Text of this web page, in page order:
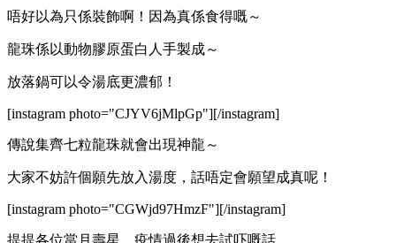
唔好以為只係裝飾啊！因為真係食得嘅～
龍珠係以動物膠原蛋白人手製成～
放落鍋可以令湯底更濃郁！
[instagram photo="CJYV6jMlpGp"][/instagram]
傳說集齊七粒龍珠就會出現神龍～
大家不妨許個願先放入湯度，話唔定會願望成真呢！
[instagram photo="CGWjd97HmzF"][/instagram]
提提各位當月壽星，疫情過後想去試吓嘅話，